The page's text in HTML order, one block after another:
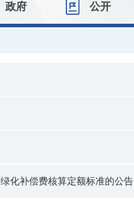
政府 公开
化补偿费核算定额标准的公告